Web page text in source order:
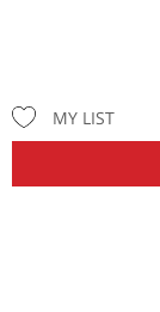
MY LIST